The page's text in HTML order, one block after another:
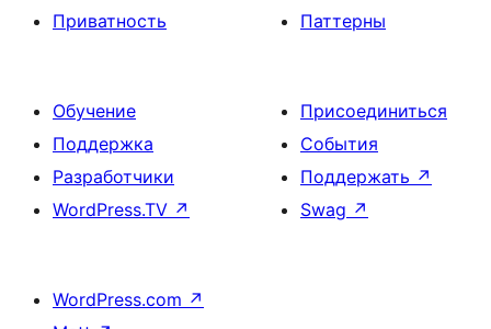
Приватность
Паттерны
Обучение
Поддержка
Разработчики
WordPress.TV ↗
Присоединиться
События
Поддержать ↗
Swag ↗
WordPress.com ↗